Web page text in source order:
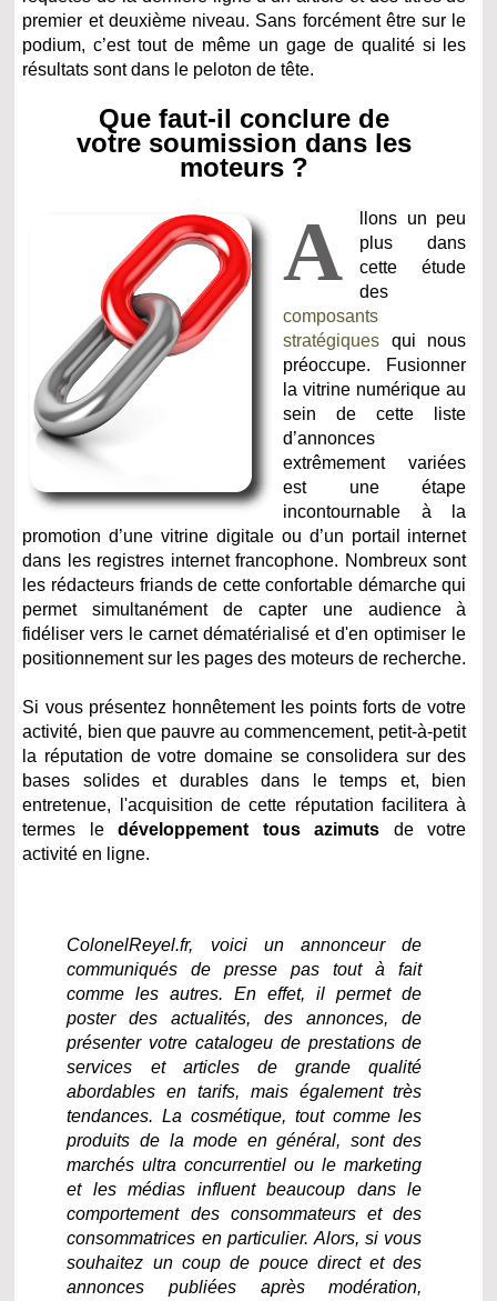
premier et deuxième niveau. Sans forcément être sur le
podium, c’est tout de même un gage de qualité si les
résultats sont dans le peloton de tête.
Que faut-il conclure de
votre soumission dans les
moteurs ?
A
llons un peu
plus dans
cette étude
des
composants
stratégiques qui nous
préoccupe. Fusionner
la vitrine numérique au
sein de cette liste
d’annonces
extrêmement variées
est une étape
incontournable à la
promotion d’une vitrine digitale ou d’un portail internet
dans les registres internet francophone. Nombreux sont
les rédacteurs friands de cette confortable démarche qui
permet simultanément de capter une audience à
fidéliser vers le carnet dématérialisé et d'en optimiser le
positionnement sur les pages des moteurs de recherche.
Si vous présentez honnêtement les points forts de votre
activité, bien que pauvre au commencement, petit-à-petit
la réputation de votre domaine se consolidera sur des
bases solides et durables dans le temps et, bien
entretenue, l'acquisition de cette réputation facilitera à
termes ledéveloppement tous azimuts de votre
activité en ligne.
ColonelReyel.fr, voici un annonceur de
communiqués de presse pas tout à fait
comme les autres. En effet, il permet de
poster des actualités, des annonces, de
présenter votre catalogeu de prestations de
services et articles de grande qualité
abordables en tarifs, mais également très
tendances. La cosmétique, tout comme les
produits de la mode en général, sont des
marchés ultra concurrentiel ou le marketing
et les médias influent beaucoup dans le
comportement des consommateurs et des
consommatrices en particulier. Alors, si vous
souhaitez un coup de pouce direct et des
annonces publiées après modération,